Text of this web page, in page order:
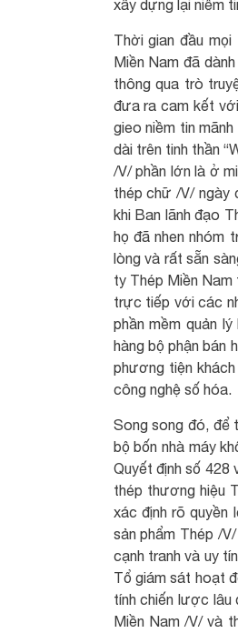
xây dựng lại niềm
Thời gian đầu
Miền Nam đã
thông qua trò
đưa ra cam kết
gieo niềm tin
dài trên tinh thần
/V/ phần lớn là ở
thép chữ /V/ ngày
khi Ban lãnh đạo
họ đã nhen nhóm
lòng và rất sẵn
ty Thép Miền
trực tiếp với các
phần mềm quản
hàng bộ phận bán
phương tiện
công nghệ số hóa.
Song song đó, để
bộ bốn nhà máy
Quyết định số 428
thép thương hiệu
xác định rõ quyền
sản phẩm Thép /
cạnh tranh và uy
Tổ giám sát hoạt
tính chiến lược lâu
Miền Nam /V/ và